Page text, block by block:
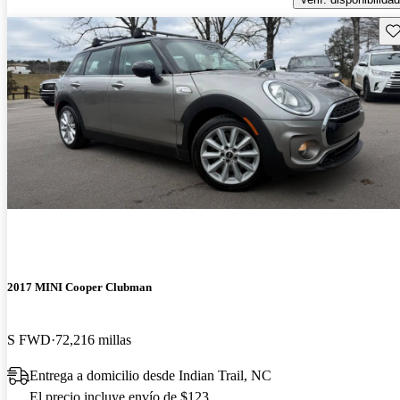
2017 MINI Cooper Clubman
S FWD 72,216 millas
Entrega a domicilio desde Indian Trail, NC